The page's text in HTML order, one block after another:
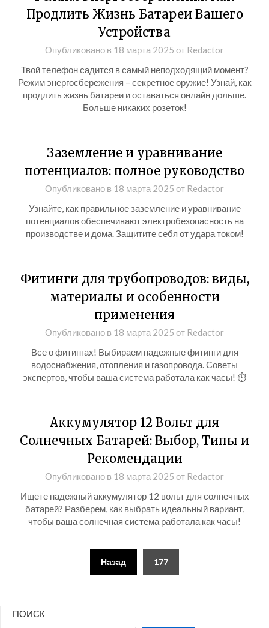
Продлить Жизнь Батареи Вашего
Устройства
Опубликовано в 18 марта 2025 от Redactor
Твой телефон садится в самый неподходящий момент?
Режим энергосбережения – секретное оружие! Узнай, как
продлить жизнь батареи и оставаться онлайн дольше.
Больше никаких розеток!
Заземление и уравнивание
потенциалов: полное руководство
Опубликовано в 18 марта 2025 от Redactor
Узнайте, как правильное заземление и уравнивание
потенциалов обеспечивают электробезопасность на
производстве и дома. Защитите себя от удара током!
Фитинги для трубопроводов: виды,
материалы и особенности
применения
Опубликовано в 18 марта 2025 от Redactor
Все о фитингах! Выбираем надежные фитинги для
водоснабжения, отопления и газопровода. Советы
экспертов, чтобы ваша система работала как часы! ⏱
Аккумулятор 12 Вольт для
Солнечных Батарей: Выбор, Типы и
Рекомендации
Опубликовано в 18 марта 2025 от Redactor
Ищете надежный аккумулятор 12 вольт для солнечных
батарей? Разберем, как выбрать идеальный вариант,
чтобы ваша солнечная система работала как часы!
Назад 177
ПОИСК